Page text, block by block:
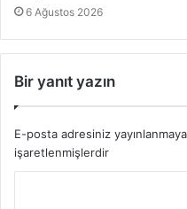
6 Ağustos 2026
Bir yanıt yazın
E-posta adresiniz
işaretlenmişlerdir